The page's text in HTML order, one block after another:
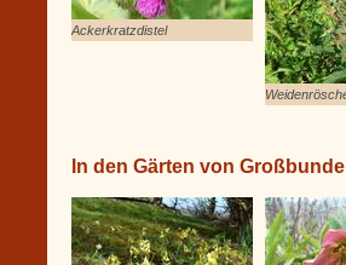
Ackerkratzdistel
In den Gärten von